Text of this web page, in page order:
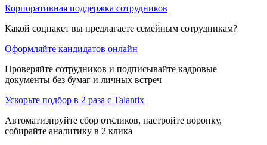
Корпоративная поддержка сотрудников
Какой соцпакет вы предлагаете семейным сотрудникам?
Оформляйте кандидатов онлайн
Проверяйте сотрудников и подписывайте кадровые
документы без бумаг и личных встреч
Ускорьте подбор в 2 раза с Talantix
Автоматизируйте сбор откликов, настройте воронку,
собирайте аналитику в 2 клика